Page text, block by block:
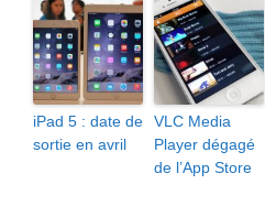
iPad 5 : date de
sortie en avril
VLC Media
Player dégagé
de l’App Store